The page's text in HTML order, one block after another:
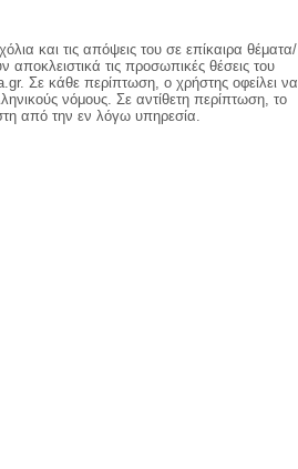
και τις απόψεις του σε επίκαιρα θέματα/
αποκλειστικά τις προσωπικές θέσεις του
Σε κάθε περίπτωση, ο χρήστης οφείλει να
νόμους. Σε αντίθετη περίπτωση, το
από την εν λόγω υπηρεσία.